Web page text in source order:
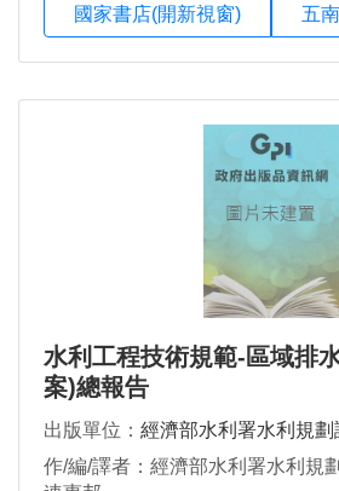
國家書店(開新視窗) 五
水利工程技術規範-區域排
案)總報告
出版單位： 經濟部水利署水利規劃
作/編/譯者：經濟部水利署水利規